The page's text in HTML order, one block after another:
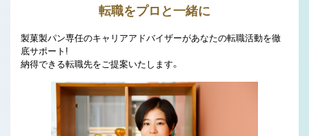
転職をプロと一緒に
製菓製パン専任のキャリアアドバイザーがあなたの転職活動を徹
底サポート!
納得できる転職先をご提案いたします。